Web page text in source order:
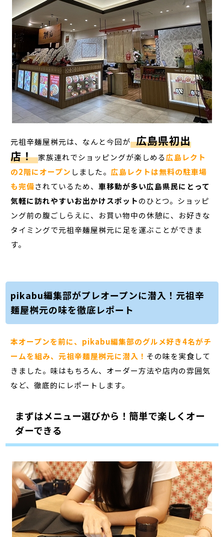
元祖辛麺屋桝元は、なんと今回が 広島県初出
店！ 家族連れでショッピングが楽しめる広島レクト
の2階にオープン しました。広島レクトは無料の駐車場
も完備されているため、車移動が多い広島県民にとって
気軽に訪れやすいお出かけスポットのひとつ。ショッピ
ング前の腹ごしらえに、お買い物中の休憩に、お好きな
タイミングで元祖辛麺屋桝元に足を運ぶことができま
す。
pikabu編集部がプレオープンに潜入！元祖辛
麺屋桝元の味を徹底レポート
本オープンを前に、pikabu編集部のグルメ好き4名がチ
ームを組み、元祖辛麺屋桝元に潜入！ その味を実食して
きました。味はもちろん、オーダー方法や店内の雰囲気
など、徹底的にレポートします。
まずはメニュー選びから！簡単で楽しくオー
ダーできる